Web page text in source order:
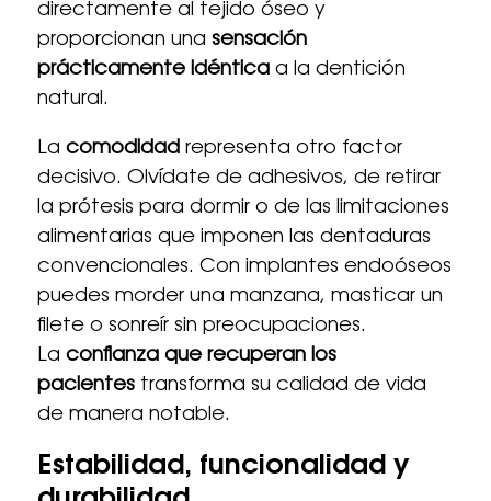
directamente al tejido óseo y
proporcionan una sensación
prácticamente idénticaa la dentición
natural.
La comodidadrepresenta otro factor
decisivo. Olvídate de adhesivos, de retirar
la prótesis para dormir o de las limitaciones
alimentarias que imponen las dentaduras
convencionales. Con implantes endoóseos
puedes morder una manzana, masticar un
filete o sonreír sin preocupaciones.
La confianza que recuperan los
pacientestransforma su calidad de vida
de manera notable.
Estabilidad, funcionalidad y